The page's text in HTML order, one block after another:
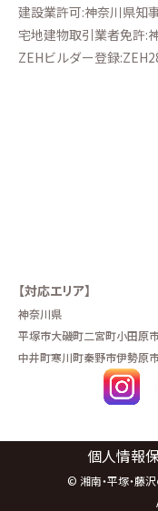
建設業許可:神奈川県知
宅地建物取引業者免許:
ZEHビルダー登録
【対応エリア】
神奈川県
平塚市大磯町二宮町小田原
中井町寒川町秦野市伊勢原
個人情報
© 湘南・平塚・藤